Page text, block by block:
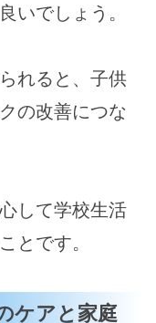
いでしょう。
れると、子供
の改善につな
して学校生活
とです。
ケアと家庭